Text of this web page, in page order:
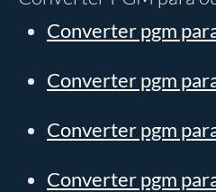
Converter pgm
Converter pgm
Converter pgm
Converter pgm